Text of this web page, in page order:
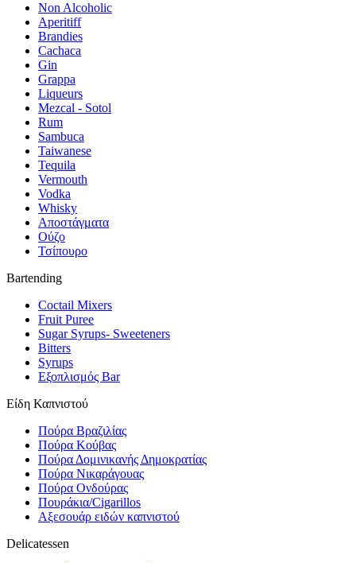
Non Alcoholic
Aperitiff
Brandies
Cachaca
Gin
Grappa
Liqueurs
Mezcal - Sotol
Rum
Sambuca
Taiwanese
Tequila
Vermouth
Vodka
Whisky
Αποστάγματα
Ούζο
Τσίπουρο
Bartending
Coctail Mixers
Fruit Puree
Sugar Syrups- Sweeteners
Bitters
Syrups
Εξοπλισμός Bar
Είδη Καπνιστού
Πούρα Βραζιλίας
Πούρα Κούβας
Πούρα Δομινικανής Δημοκρατίας
Πούρα Νικαράγουας
Πούρα Ονδούρας
Πουράκια/Cigarillos
Αξεσουάρ ειδών καπνιστού
Delicatessen